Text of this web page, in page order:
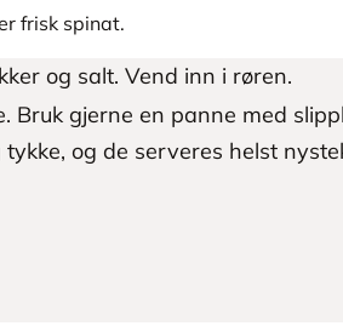
frisk spinat.
og salt. Vend inn i røren.
Bruk gjerne en panne med
og de serveres helst